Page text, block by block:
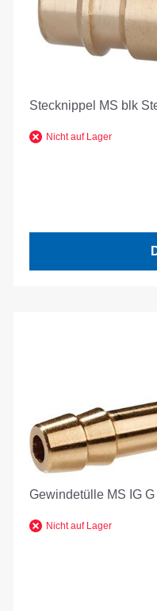
Stecknippel MS blk
Nicht auf Lager
Gewindetülle MS IG
Nicht auf Lager